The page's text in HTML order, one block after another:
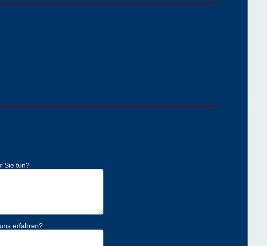
Sie tun?
erfahren?